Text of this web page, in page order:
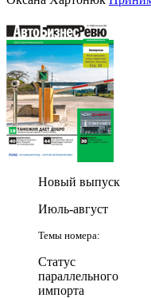
Новый выпуск
Июль-август
Темы номера:
Статус
параллельного
импорта